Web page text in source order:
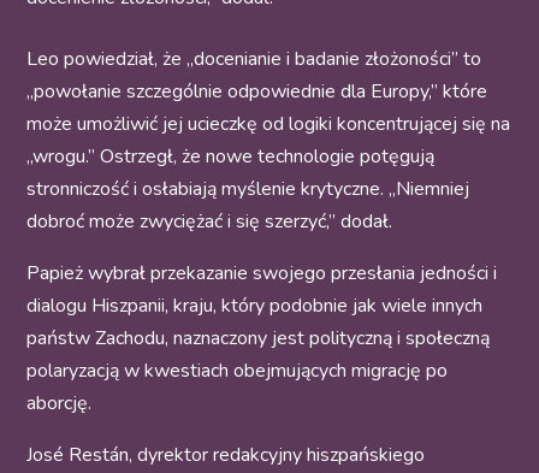
Leo powiedział, że „docenianie i badanie złożoności” to
„powołanie szczególnie odpowiednie dla Europy,” które
może umożliwić jej ucieczkę od logiki koncentrującej się na
„wrogu.” Ostrzegł, że nowe technologie potęgują
stronniczość i osłabiają myślenie krytyczne. „Niemniej
dobroć może zwyciężać i się szerzyć,” dodał.
Papież wybrał przekazanie swojego przesłania jedności i
dialogu Hiszpanii, kraju, który podobnie jak wiele innych
państw Zachodu, naznaczony jest polityczną i społeczną
polaryzacją w kwestiach obejmujących migrację po
aborcję.
José Restán, dyrektor redakcyjny hiszpańskiego